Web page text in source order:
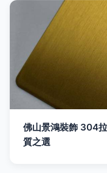
佛山景鴻裝飾 304
質之選